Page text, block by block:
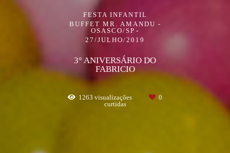
FESTA INFANTIL
BUFFET MR. AMANDU -
OSASCO/SP
27/JULHO/2019
3° ANIVERSÁRIO DO
FABRICIO
1263 visualizações
0
curtidas